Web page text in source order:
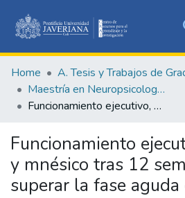
&
Home A. Tesis y Trabajos de
Maestría en Neuropsicología Clínica
Funcionamiento ejecutivo, atencional y mnésico tras 12 semanas de superar la fase aguda de covid-19
Funcionamiento
y mnésico tras 12
superar la fase